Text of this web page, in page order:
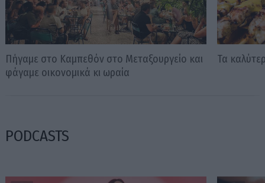
Πήγαμε στο Καμπεθόν στο Μεταξουργείο και
φάγαμε οικονομικά κι ωραία
Τα
PODCASTS